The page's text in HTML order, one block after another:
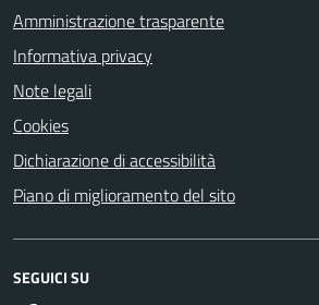
Amministrazione trasparente
Informativa privacy
Note legali
Cookies
Dichiarazione di accessibilità
Piano di miglioramento del sito
SEGUICI SU